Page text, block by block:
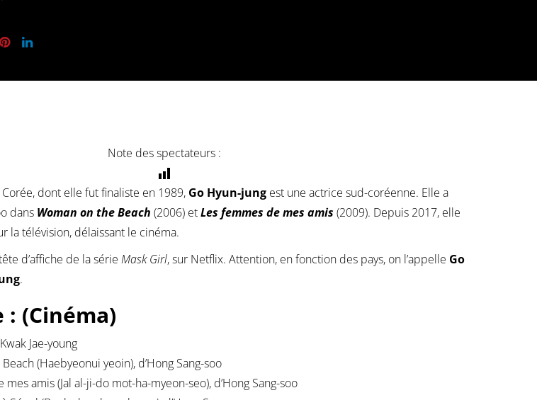
Note des spectateurs :
dont elle fut finaliste en 1989, Go Hyun-jungest une actrice sud-coréenne. Elle a
dans Woman on the Beach (2006) etLes femmes de mes amis (2009). Depuis 2017, elle
la télévision, délaissant le cinéma.
d’affiche de la série Mask Girl, sur Netflix. Attention, en fonction des pays, on l’appelle Go
.
(Cinéma)
Jae-young
(Haebyeonui yeoin), d’Hong Sang-soo
amis (Jal al-ji-do mot-ha-myeon-seo), d’Hong Sang-soo